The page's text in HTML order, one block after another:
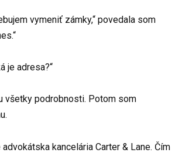
vymeniť zámky,“ povedala som
je adresa?“
všetky podrobnosti. Potom som
advokátska kancelária Carter & Lane. Čím